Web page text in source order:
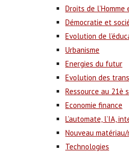
Droits de
Démocratie et
Evolution de
Urbanisme
Energies du futur
Evolution des
Ressource au 21è
Economie finance
L’automate, l’IA,
Nouveau
Technologies